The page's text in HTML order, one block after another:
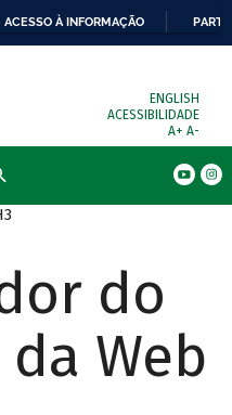
ACESSO À INFORMAÇÃO
ENGLISH
ACESSIBILIDADE
A+ A-
do
Web